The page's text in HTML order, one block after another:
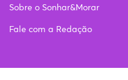
Sobre o Sonhar&Morar
Fale com a Redação